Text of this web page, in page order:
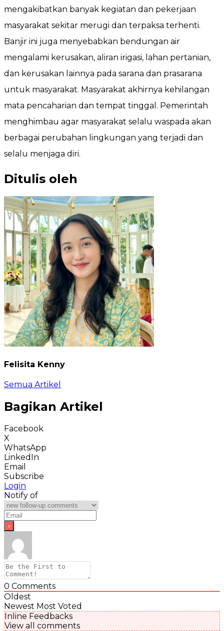
mengakibatkan banyak kegiatan dan pekerjaan
masyarakat sekitar merugi dan terpaksa terhenti.
Banjir ini juga menyebabkan bendungan air
mengalami kerusakan, aliran irigasi, lahan pertanian,
dan kerusakan lainnya pada sarana dan prasarana
untuk masyarakat. Masyarakat akhirnya kehilangan
mata pencaharian dan tempat tinggal. Pemerintah
menghimbau agar masyarakat selalu waspada akan
berbagai perubahan lingkungan yang terjadi dan
selalu menjaga diri.
Ditulis oleh
Felisita Kenny
Semua Artikel
Bagikan Artikel
Facebook
X
WhatsApp
LinkedIn
Email
Subscribe
Login
Notify of
0 Comments
Oldest
Newest Most Voted
Inline Feedbacks
View all comments